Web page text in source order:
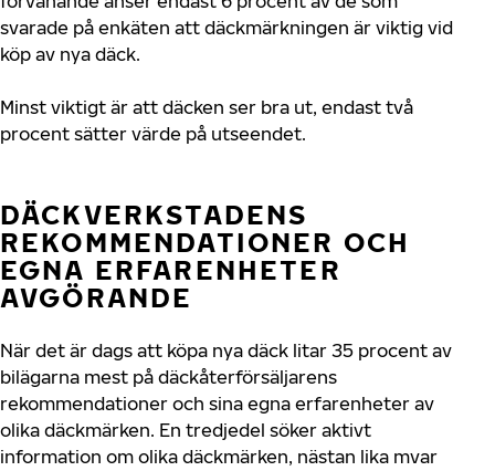
svarade på enkäten att däckmärkningen är viktig vid
köp av nya däck.
Minst viktigt är att däcken ser bra ut, endast två
procent sätter värde på utseendet.
DÄCKVERKSTADENS
REKOMMENDATIONER OCH
EGNA ERFARENHETER
AVGÖRANDE
När det är dags att köpa nya däck litar 35 procent av
bilägarna mest på däckåterförsäljarens
rekommendationer och sina egna erfarenheter av
olika däckmärken. En tredjedel söker aktivt
information om olika däckmärken, nästan lika mvar